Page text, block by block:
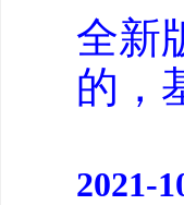
全新
的，
2021-